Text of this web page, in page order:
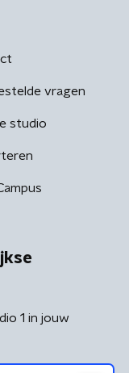
vragen
studio
1 in jouw